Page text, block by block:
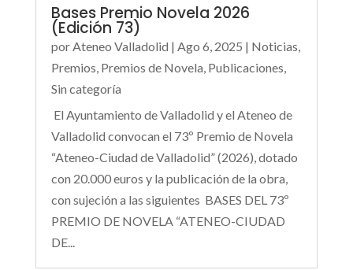
Bases Premio Novela 2026
(Edición 73)
porAteneo Valladolid | Ago 6, 2025 | Noticias,
Premios, Premios de Novela, Publicaciones,
Sin categoría
El Ayuntamiento de Valladolid y el Ateneo de
Valladolid convocan el 73º Premio de Novela
“Ateneo-Ciudad de Valladolid” (2026), dotado
con 20.000 euros y la publicación de la obra,
con sujeción a las siguientes BASES DEL 73º
PREMIO DE NOVELA “ATENEO-CIUDAD
DE...